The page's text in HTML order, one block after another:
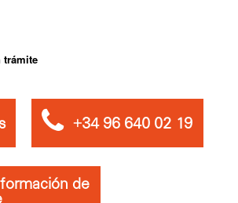
trámite
+34 96 640 02 19
de